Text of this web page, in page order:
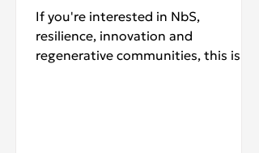
If you're interested in NbS,
resilience, innovation and
regenerative communities, this is